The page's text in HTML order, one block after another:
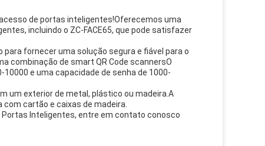
de portas inteligentes!Oferecemos uma
incluindo o ZC-FACE65, que pode satisfazer
fornecer uma solução segura e fiável para o
combinação de smart QR Code scannersO
e uma capacidade de senha de 1000-
um exterior de metal, plástico ou madeira.A
cartão e caixas de madeira.
Inteligentes, entre em contato conosco